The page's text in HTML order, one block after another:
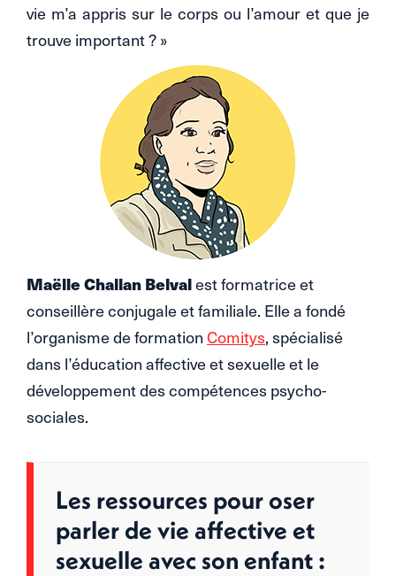
vie m’a appris sur le corps ou l’amour et que je
trouve important ? »
Maëlle Challan Belvalest formatrice et
conseillère conjugale et familiale. Elle a fondé
l’organisme de formation Comitys, spécialisé
dans l’éducation affective et sexuelle et le
développement des compétences psycho-
sociales.
Les ressources pour oser
parler de vie affective et
sexuelle avec son enfant :